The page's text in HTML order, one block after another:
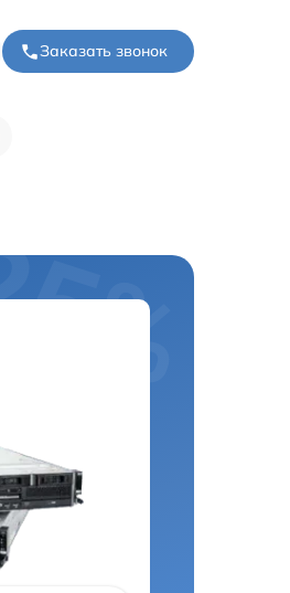
Заказать звонок